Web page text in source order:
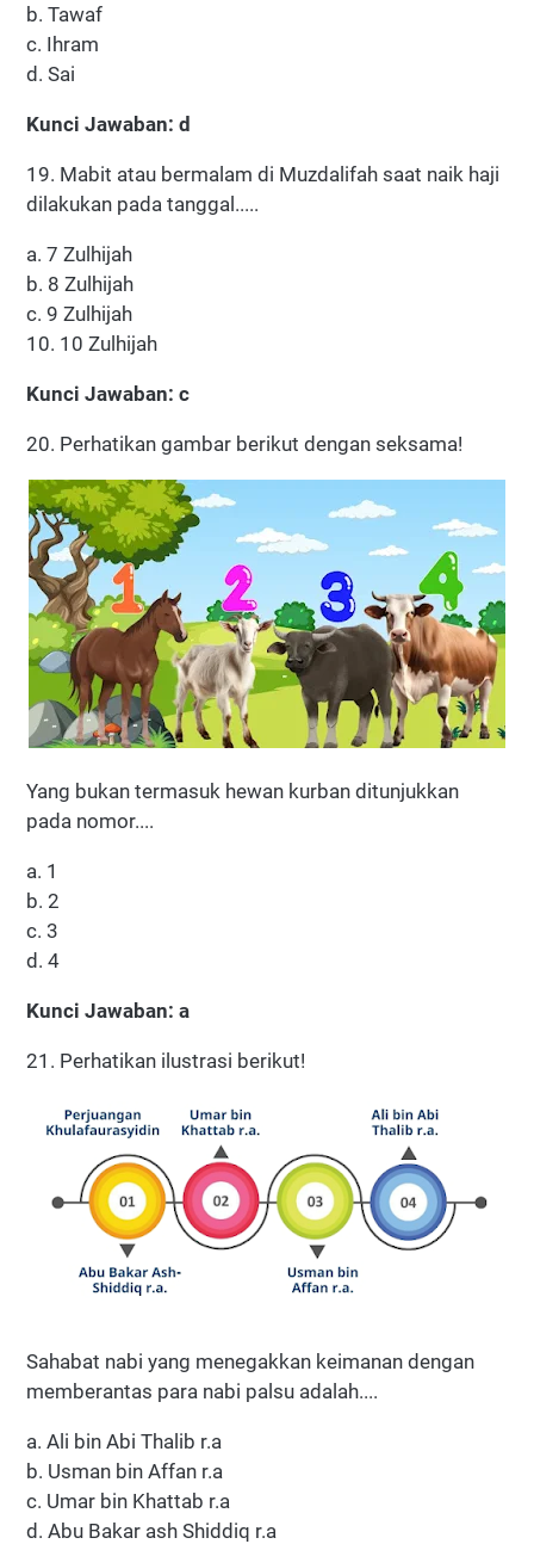
b. Tawaf
c. Ihram
d. Sai
Kunci Jawaban: d
19. Mabit atau bermalam di Muzdalifah saat naik haji
dilakukan pada tanggal.....
a. 7 Zulhijah
b. 8 Zulhijah
c. 9 Zulhijah
10. 10 Zulhijah
Kunci Jawaban: c
20. Perhatikan gambar berikut dengan seksama!
Yang bukan termasuk hewan kurban ditunjukkan
pada nomor....
a. 1
b. 2
c. 3
d. 4
Kunci Jawaban: a
21. Perhatikan ilustrasi berikut!
Sahabat nabi yang menegakkan keimanan dengan
memberantas para nabi palsu adalah....
a. Ali bin Abi Thalib r.a
b. Usman bin Affan r.a
c. Umar bin Khattab r.a
d. Abu Bakar ash Shiddiq r.a